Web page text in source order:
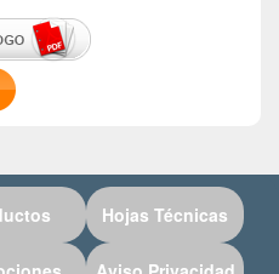
Hojas Técnicas